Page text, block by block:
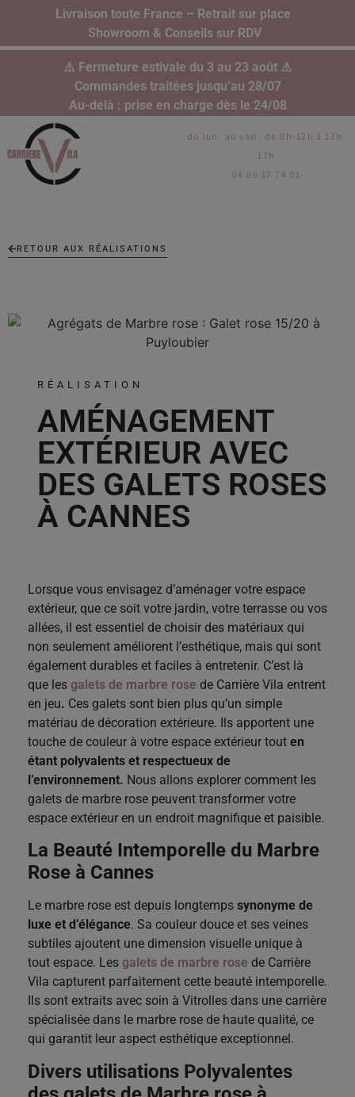
Livraison toute France – Retrait sur place
Showroom & Conseils sur RDV
⚠️ Fermeture estivale du 3 au 23 août ⚠️
Commandes traitées jusqu’au 28/07
Au-delà : prise en charge dès le 24/08
du lun. au ven. de 8h-12h à 13h-
17h
04 86 17 74 01
RETOUR AUX RÉALISATIONS
RÉALISATION
AMÉNAGEMENT
EXTÉRIEUR AVEC
DES GALETS ROSES
À CANNES
Lorsque vous envisagez d’aménager votre espace
extérieur, que ce soit votre jardin, votre terrasse ou vos
allées, il est essentiel de choisir des matériaux qui
non seulement améliorent l’esthétique, mais qui sont
également durables et faciles à entretenir. C’est là
que les galets de marbre rose de Carrière Vila entrent
en jeu. Ces galets sont bien plus qu’un simple
matériau de décoration extérieure. Ils apportent une
touche de couleur à votre espace extérieur tout en
étant polyvalents et respectueux de
l’environnement. Nous allons explorer comment les
galets de marbre rose peuvent transformer votre
espace extérieur en un endroit magnifique et paisible.
La Beauté Intemporelle du Marbre
Rose à Cannes
Le marbre rose est depuis longtemps synonyme de
luxe et d’élégance. Sa couleur douce et ses veines
subtiles ajoutent une dimension visuelle unique à
tout espace. Les galets de marbre rose de Carrière
Vila capturent parfaitement cette beauté intemporelle.
Ils sont extraits avec soin à Vitrolles dans une carrière
spécialisée dans le marbre rose de haute qualité, ce
qui garantit leur aspect esthétique exceptionnel.
Divers utilisations Polyvalentes